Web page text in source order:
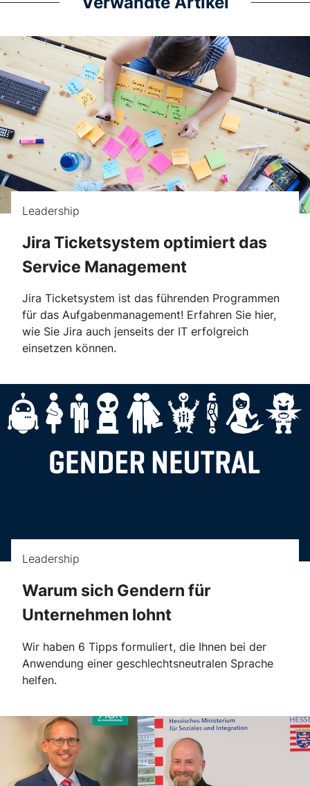
Leadership
Jira Ticketsystem optimiert das
Service Management
Jira Ticketsystem ist das führenden Programmen
für das Aufgabenmanagement! Erfahren Sie hier,
wie Sie Jira auch jenseits der IT erfolgreich
einsetzen können.
Leadership
Warum sich Gendern für
Unternehmen lohnt
Wir haben 6 Tipps formuliert, die Ihnen bei der
Anwendung einer geschlechtsneutralen Sprache
helfen.